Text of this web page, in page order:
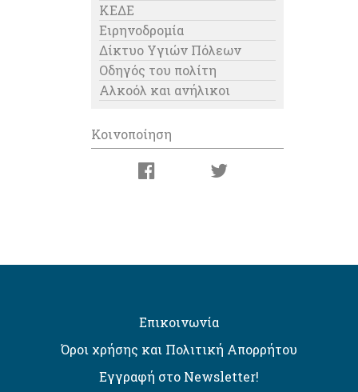
ΚΕΔΕ
Ειρηνοδρομία
Δίκτυο Υγιών Πόλεων
Οδηγός του πολίτη
Αλκοόλ και ανήλικοι
Κοινοποίηση
Επικοινωνία
Όροι χρήσης και Πολιτική Απορρήτου
Εγγραφή στο Newsletter!